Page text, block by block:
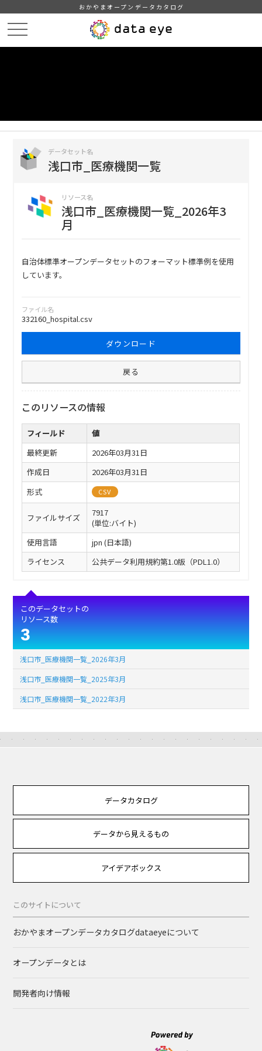
おかやまオープンデータカタログ
データセット名
浅口市_医療機関一覧
リソース名
浅口市_医療機関一覧_2026年3
月
自治体標準オープンデータセットのフォーマット標準例を使用
しています。
ファイル名
332160_hospital.csv
ダウンロード
戻る
このリソースの情報
フィールド
値
最終更新
2026年03月31日
作成日
2026年03月31日
形式
CSV
ファイルサイズ
7917
(単位:バイト)
使用言語
jpn (日本語)
ライセンス
公共データ利用規約第1.0版（PDL1.0）
このデータセットの
リソース数
3
浅口市_医療機関一覧_2026年3月
浅口市_医療機関一覧_2025年3月
浅口市_医療機関一覧_2022年3月
データカタログ
データから見えるもの
アイデアボックス
このサイトについて
おかやまオープンデータカタログdataeyeについて
オープンデータとは
開発者向け情報